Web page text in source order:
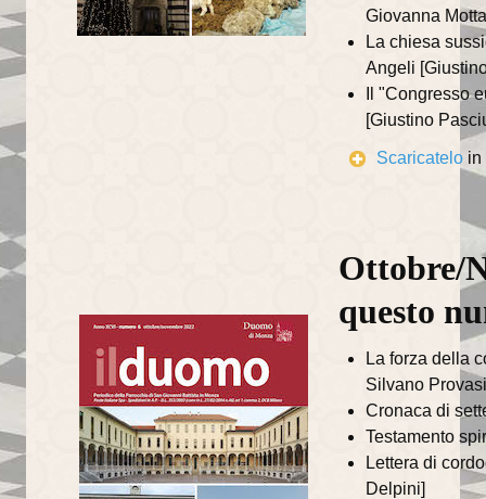
La Biblioteca Capitolare
Orari delle SS.Messe
Orari del Museo e Tesoro
Celebrazioni in streaming
LA PARROCCHIA
Giovanna
La chiesa
Angeli
Il "Congresso
[Giustino
Scaricatelo in
Ottobre/
questo
La forza della
Silvano
Cronaca di
Testamento
Lettera di
Delpini]